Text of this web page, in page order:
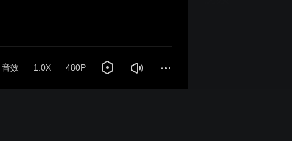
音效 1.0X 480P